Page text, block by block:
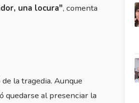
una locura", comenta
la tragedia. Aunque
quedarse al presenciar la